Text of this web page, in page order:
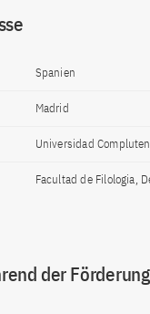
Spanien
Madrid
Universidad
Facultad de Filologia,
der Förderung